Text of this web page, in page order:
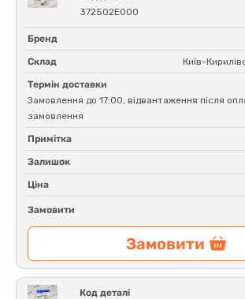
372502E000
Бренд
Склад Київ-
Термін доставки
Замовлення до 17:00, відвантаження після
замовлення
Примітка
Залишок
Ціна
Замовити
Замовити
Код деталі